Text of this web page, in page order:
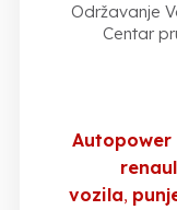
Održavanje
Centar
Autopower
vozila